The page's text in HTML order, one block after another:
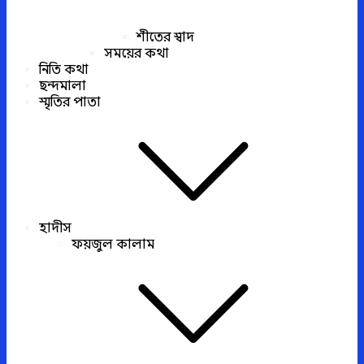
শীতের স্বাদ
সময়ের কথা
নিতি কথা
ছন্দমালা
স্মৃতির পাতা
হাদীস
ফয়জুল কালাম